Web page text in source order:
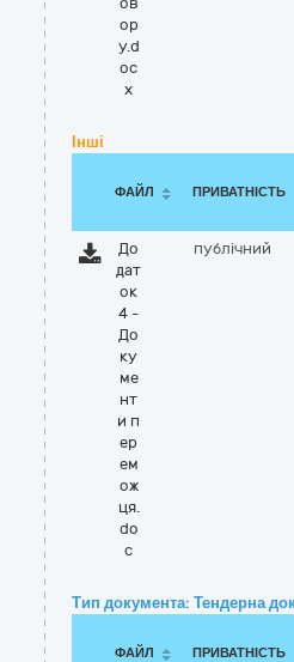
ор
у.d
oc
x
Інші
ФАЙЛ ПРИВАТНІСТЬ
До
дат
ок
4 -
До
ку
ме
нт
и п
ер
ем
ож
ця.
do
c
публічний
Тип документа: Тендерна
ФАЙЛ ПРИВАТНІСТЬ